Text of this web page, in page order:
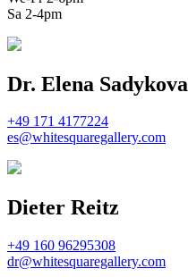
Sa 2-4pm
Dr. Elena Sadykova
+49 171 4177224
es@whitesquaregallery.com
Dieter Reitz
+49 160 96295308
dr@whitesquaregallery.com